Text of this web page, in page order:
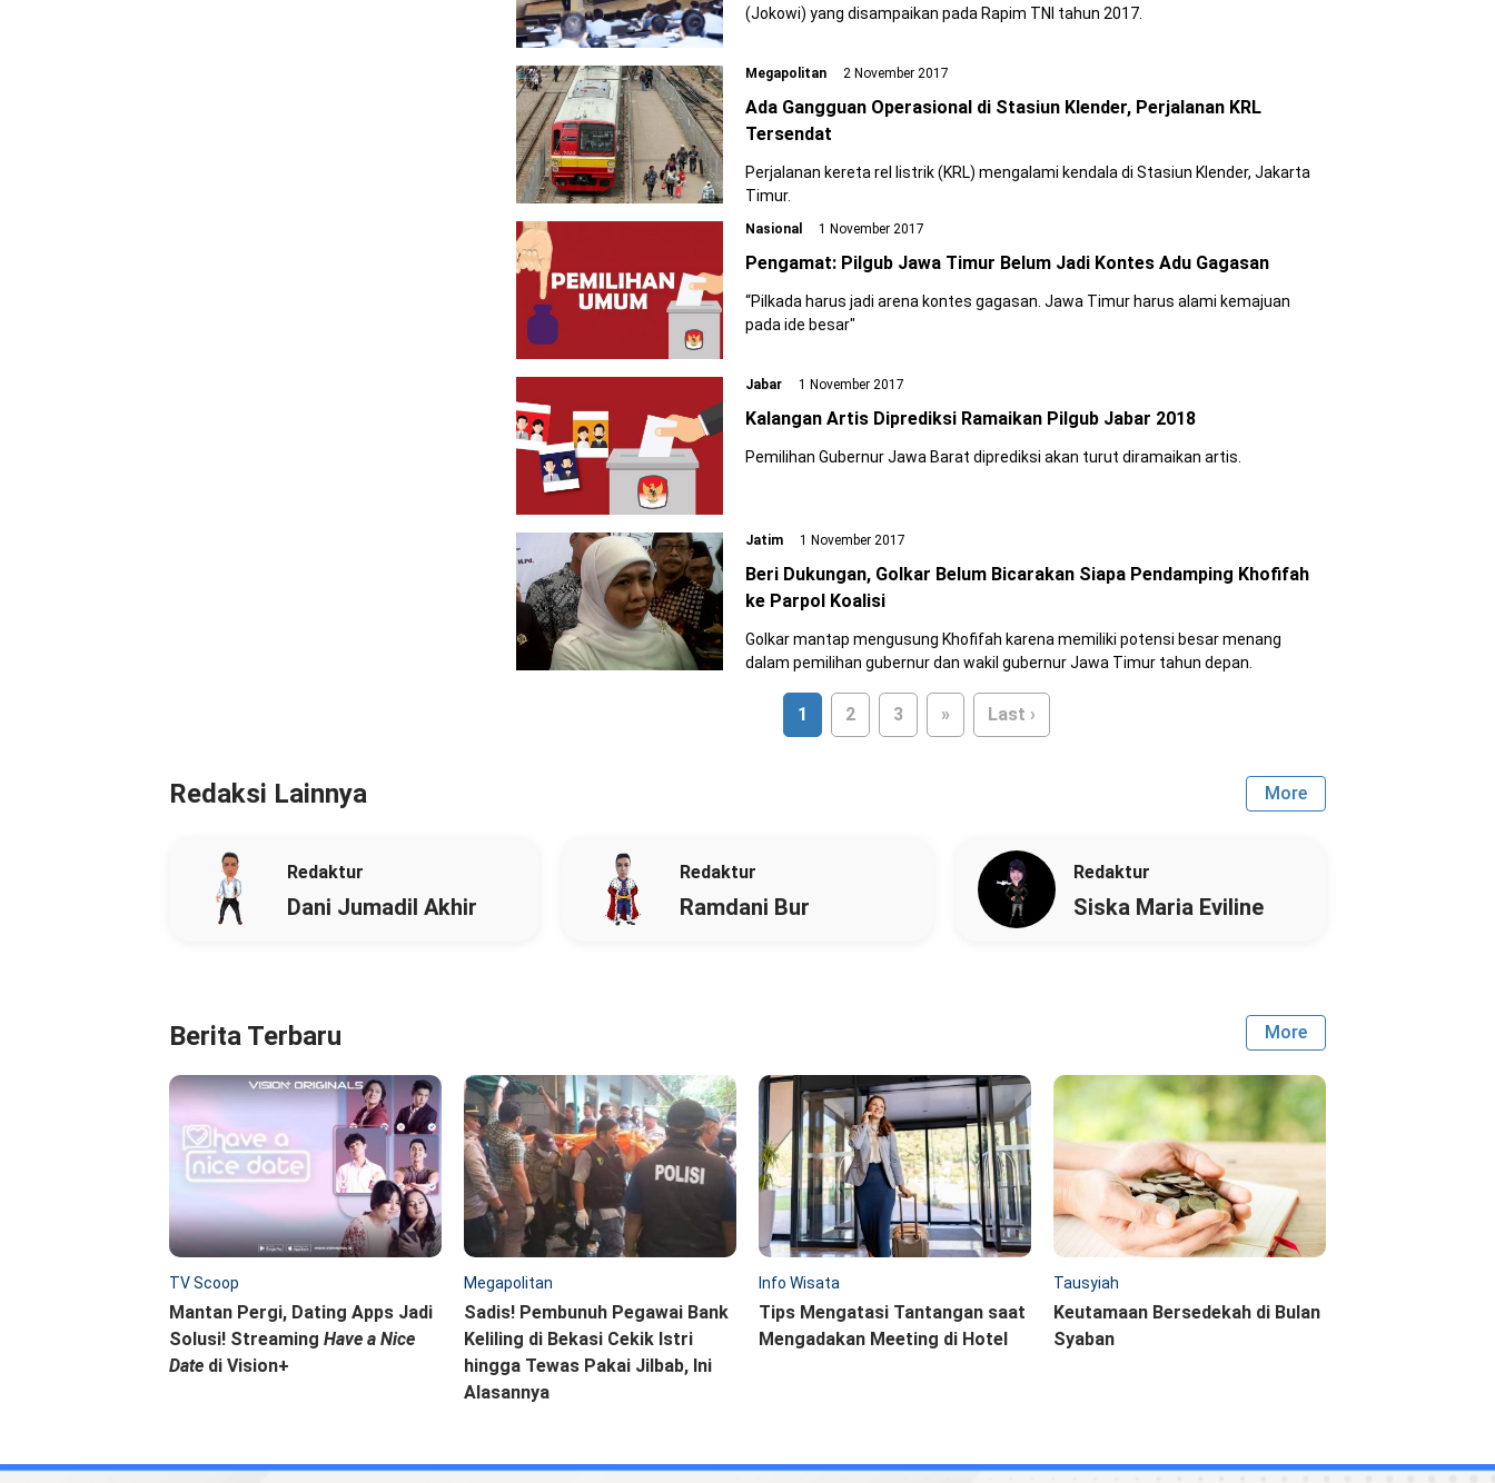
(Jokowi) yang disampaikan pada Rapim TNI tahun 2017.
Megapolitan 2 November 2017
Ada Gangguan Operasional di Stasiun Klender, Perjalanan KRL
Tersendat
Perjalanan kereta rel listrik (KRL) mengalami kendala di Stasiun Klender, Jakarta
Timur.
Nasional 1 November 2017
Pengamat: Pilgub Jawa Timur Belum Jadi Kontes Adu Gagasan
“Pilkada harus jadi arena kontes gagasan. Jawa Timur harus alami kemajuan
pada ide besar"
Jabar 1 November 2017
Kalangan Artis Diprediksi Ramaikan Pilgub Jabar 2018
Pemilihan Gubernur Jawa Barat diprediksi akan turut diramaikan artis.
Jatim 1 November 2017
Beri Dukungan, Golkar Belum Bicarakan Siapa Pendamping Khofifah
ke Parpol Koalisi
Golkar mantap mengusung Khofifah karena memiliki potensi besar menang
dalam pemilihan gubernur dan wakil gubernur Jawa Timur tahun depan.
1 2 3 » Last ›
Redaksi Lainnya More
Redaktur
Dani Jumadil Akhir
Redaktur
Ramdani Bur
Redaktur
Siska Maria Eviline
Berita Terbaru More
TV Scoop
Mantan Pergi, Dating Apps Jadi
Solusi! Streaming Have a Nice
Date di Vision+
Megapolitan
Sadis! Pembunuh Pegawai Bank
Keliling di Bekasi Cekik Istri
hingga Tewas Pakai Jilbab, Ini
Alasannya
Info Wisata
Tips Mengatasi Tantangan saat
Mengadakan Meeting di Hotel
Tausyiah
Keutamaan Bersedekah di Bulan
Syaban